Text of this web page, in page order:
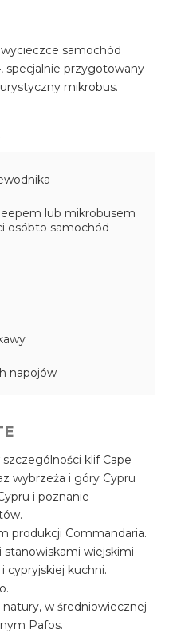
samochód
specjalnie przygotowany
mikrobus.
lub mikrobusem
osóbto samochód
napojów
klif Cape
wybrzeża i góry Cypru
i poznanie
produkcji Commandaria.
stanowiskami wiejskimi
cypryjskiej kuchni.
natury, w średniowiecznej
Pafos.